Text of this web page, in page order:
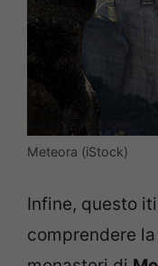
Meteora (iStock)
Infine, questo
comprendere